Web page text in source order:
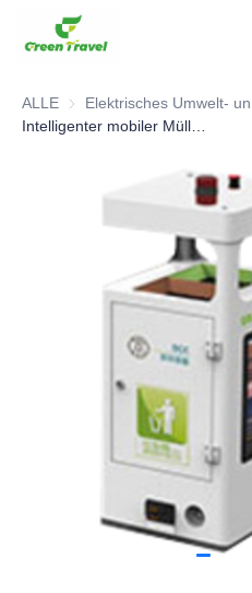
ALLE
Neuigkeiten und
Fertigungsgrundlagen und -
Unterstützung